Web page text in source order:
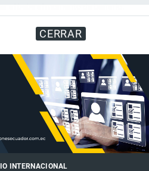
CERRAR
INTERNACIONAL